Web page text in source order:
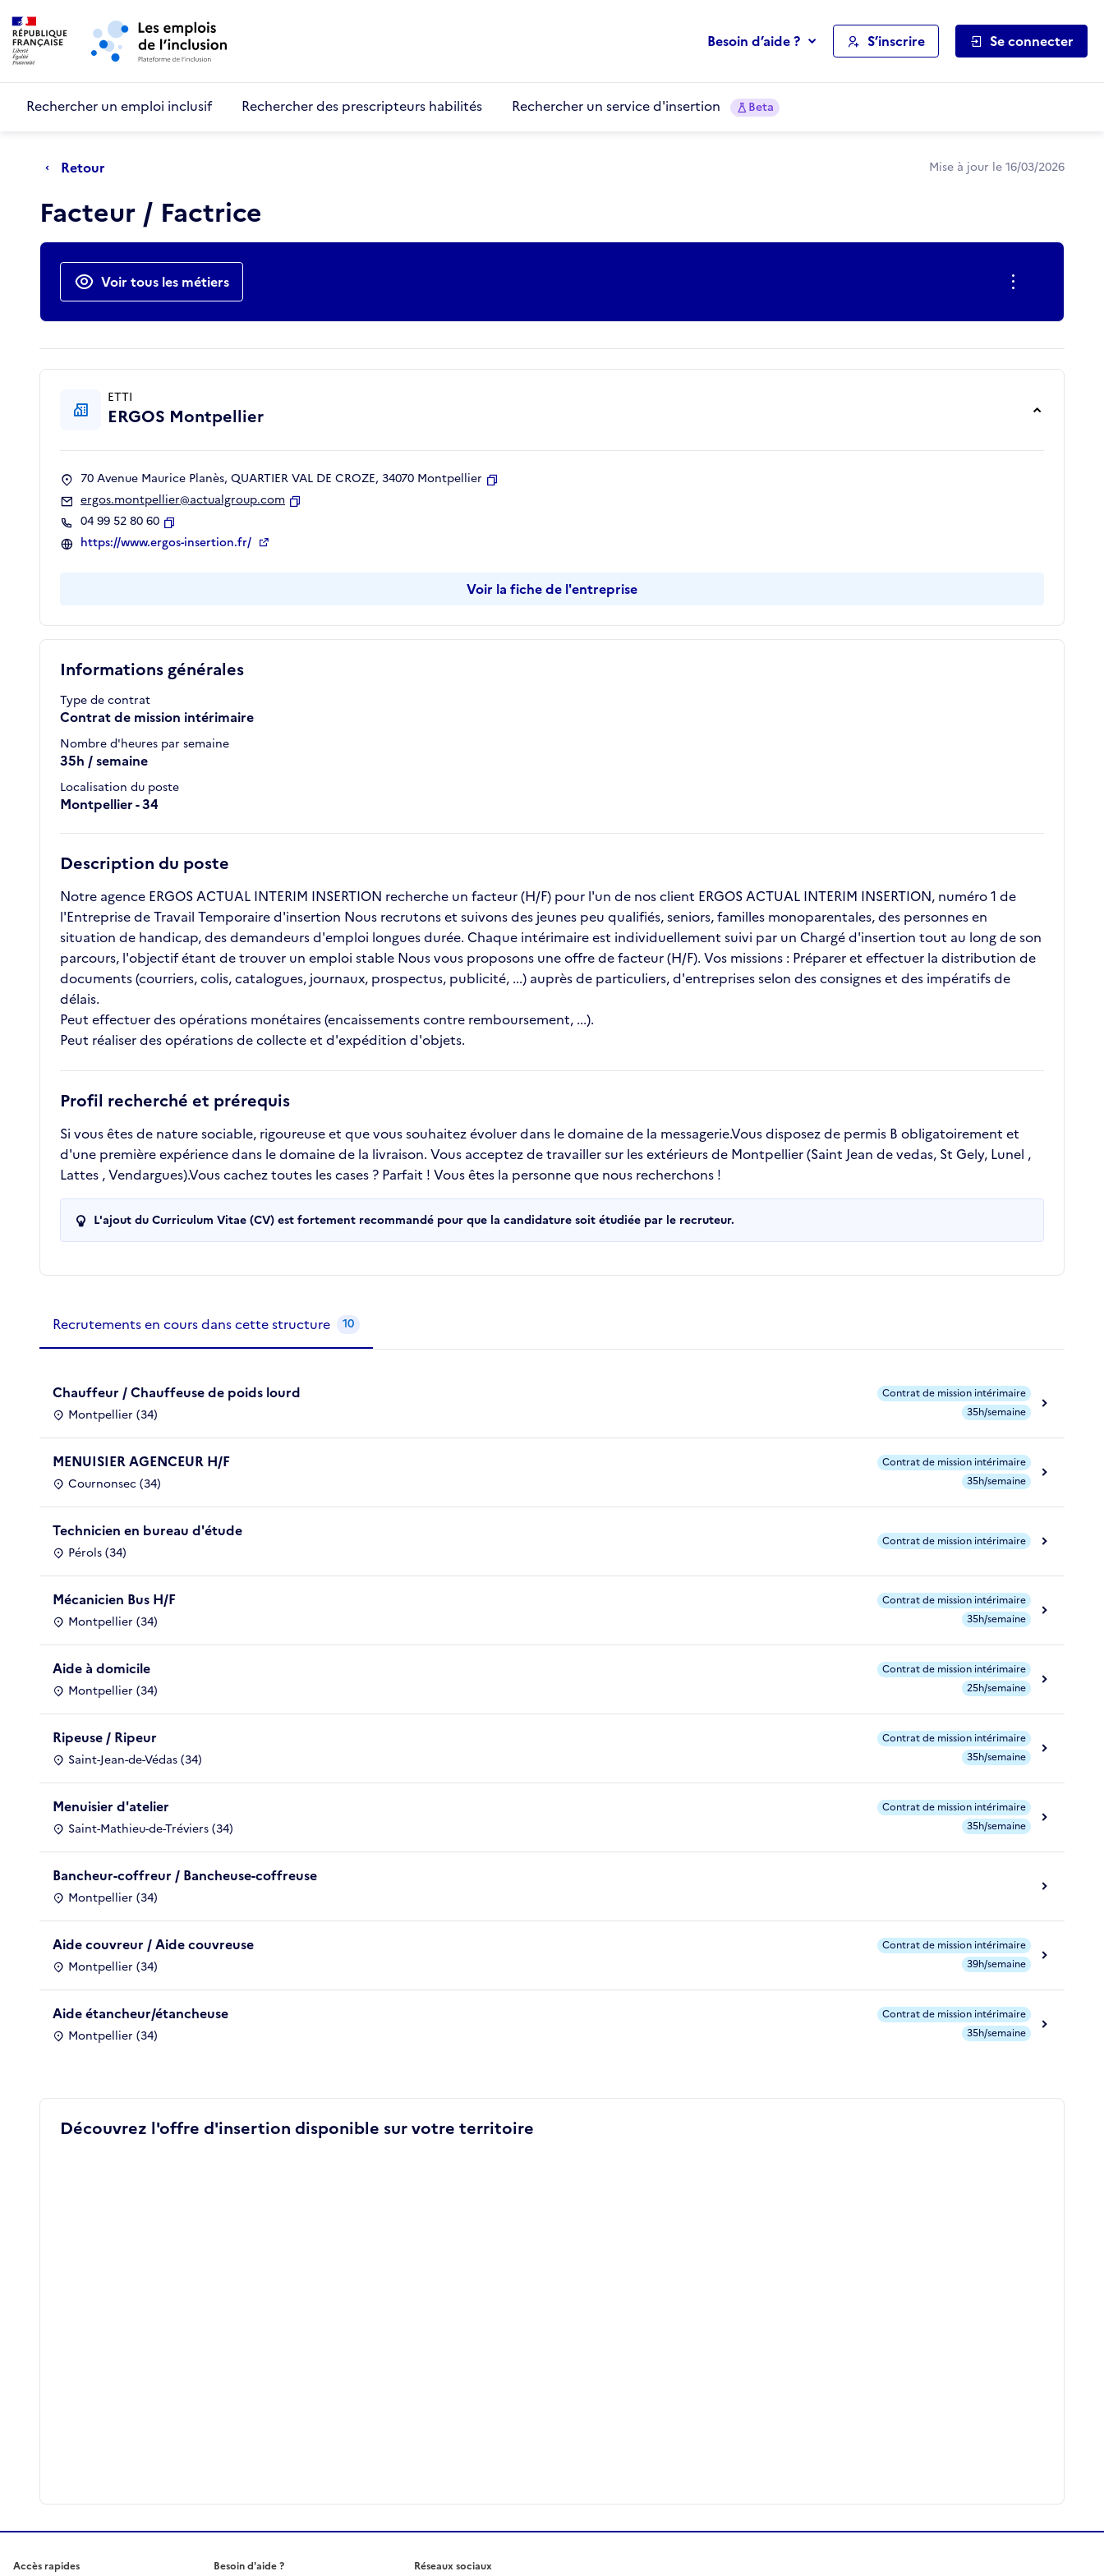
Aller au menu principal
Besoin d’aide ? S’inscrire Se connecter
Rechercher un emploi inclusif Rechercher des prescripteurs habilités Rechercher un service d'insertion Beta
Retour Mise à jour le 16/03/2026
Facteur / Factrice
Actions rapides
Voir tous les métiers
Informations générales
Type de contrat
Contrat de mission intérimaire
Nombre d'heures par semaine
35h / semaine
Localisation du poste
Montpellier - 34
Description du poste
Notre agence ERGOS ACTUAL INTERIM INSERTION recherche un facteur (H/F) pour l'un de nos client ERGOS ACTUAL INTERIM INSERTION, numéro 1 de
l'Entreprise de Travail Temporaire d'insertion Nous recrutons et suivons des jeunes peu qualifiés, seniors, familles monoparentales, des personnes en
situation de handicap, des demandeurs d'emploi longues durée. Chaque intérimaire est individuellement suivi par un Chargé d'insertion tout au long de son
parcours, l'objectif étant de trouver un emploi stable Nous vous proposons une offre de facteur (H/F). Vos missions : Préparer et effectuer la distribution de
documents (courriers, colis, catalogues, journaux, prospectus, publicité, ...) auprès de particuliers, d'entreprises selon des consignes et des impératifs de
délais.
Peut effectuer des opérations monétaires (encaissements contre remboursement, ...).
Peut réaliser des opérations de collecte et d'expédition d'objets.
Profil recherché et prérequis
Si vous êtes de nature sociable, rigoureuse et que vous souhaitez évoluer dans le domaine de la messagerie.Vous disposez de permis B obligatoirement et
d'une première expérience dans le domaine de la livraison. Vous acceptez de travailler sur les extérieurs de Montpellier (Saint Jean de vedas, St Gely, Lunel ,
Lattes , Vendargues).Vous cachez toutes les cases ? Parfait ! Vous êtes la personne que nous recherchons !
L'ajout du Curriculum Vitae (CV) est fortement recommandé pour que la candidature soit étudiée par le recruteur.
ETTI
ERGOS Montpellier
70 Avenue Maurice Planès, QUARTIER VAL DE CROZE, 34070 Montpellier
ergos.montpellier@actualgroup.com
04 99 52 80 60
Copier
https://www.ergos-insertion.fr/
Voir la fiche de l'entreprise
Recrutements de la structure
Recrutements en cours dans cette structure 10
Chauffeur / Chauffeuse de poids lourd
Montpellier (34)
Contrat de mission intérimaire
35h/semaine
MENUISIER AGENCEUR H/F
Cournonsec (34)
Contrat de mission intérimaire
35h/semaine
Technicien en bureau d'étude
Pérols (34)
Contrat de mission intérimaire
Mécanicien Bus H/F
Montpellier (34)
Contrat de mission intérimaire
35h/semaine
Aide à domicile
Montpellier (34)
Contrat de mission intérimaire
25h/semaine
Ripeuse / Ripeur
Saint-Jean-de-Védas (34)
Contrat de mission intérimaire
35h/semaine
Menuisier d'atelier
Saint-Mathieu-de-Tréviers (34)
Contrat de mission intérimaire
35h/semaine
Bancheur-coffreur / Bancheuse-coffreuse
Montpellier (34)
Aide couvreur / Aide couvreuse
Montpellier (34)
Contrat de mission intérimaire
39h/semaine
Aide étancheur/étancheuse
Montpellier (34)
Contrat de mission intérimaire
35h/semaine
Découvrez l'offre d'insertion disponible sur votre territoire
Accès rapides Besoin d'aide ? Réseaux sociaux